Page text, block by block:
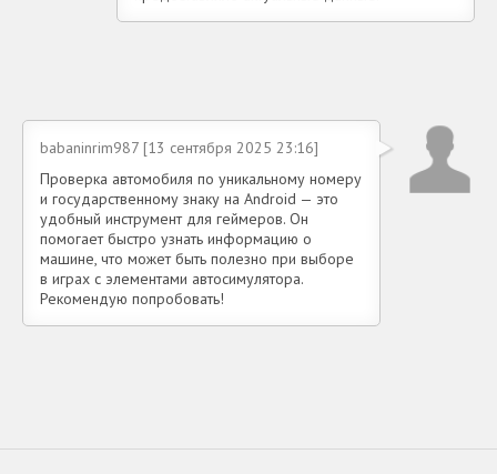
babaninrim987 [13 сентября 2025 23:16]
Проверка автомобиля по уникальному номеру
и государственному знаку на Android — это
удобный инструмент для геймеров. Он
помогает быстро узнать информацию о
машине, что может быть полезно при выборе
в играх с элементами автосимулятора.
Рекомендую попробовать!